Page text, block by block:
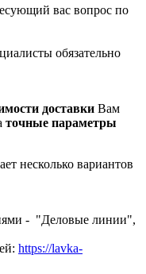
вас вопрос по
обязательно
доставки Вам
точные параметры
несколько вариантов
- "Деловые линии",
https://lavka-